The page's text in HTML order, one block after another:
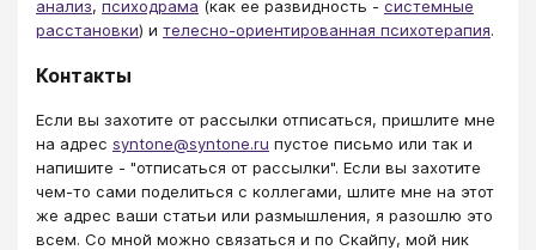
анализ, психодрама (как ее развидность - системные
расстановки) и телесно-ориентированная психотерапия.
Контакты
Если вы захотите от рассылки отписаться, пришлите мне
на адрес syntone@syntone.ru пустое письмо или так и
напишите - "отписаться от рассылки". Если вы захотите
чем-то сами поделиться с коллегами, шлите мне на этот
же адрес ваши статьи или размышления, я разошлю это
всем. Со мной можно связаться и по Скайпу, мой ник